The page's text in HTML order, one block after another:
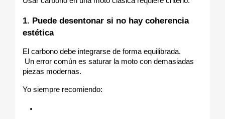
1. Puede desentonar si no hay coherencia
estética
El carbono debe integrarse de forma equilibrada.
piezas modernas.
Yo siempre recomiendo: